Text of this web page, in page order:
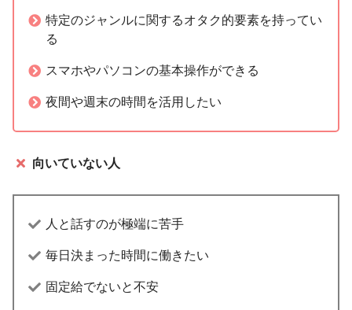
特定のジャンルに関するオタク的要素を持ってい
る
スマホやパソコンの基本操作ができる
夜間や週末の時間を活用したい
向いていない人
人と話すのが極端に苦手
毎日決まった時間に働きたい
固定給でないと不安